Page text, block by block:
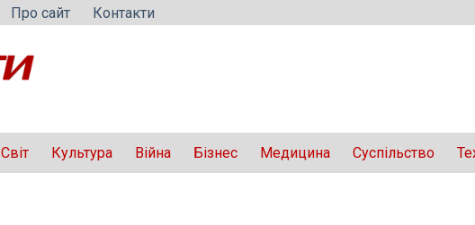
Про сайт Контакти
Світ Культура Війна Бізнес Медицина Суспільство